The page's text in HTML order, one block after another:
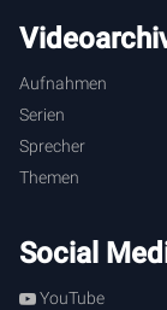
Aufnahmen
Serien
Sprecher
Themen
Social
YouTube